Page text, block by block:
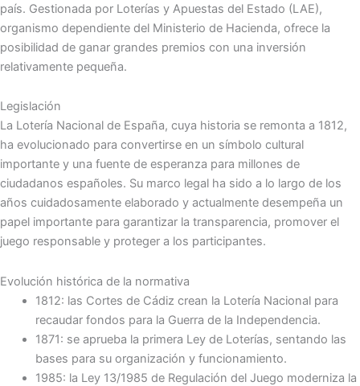
país. Gestionada por Loterías y Apuestas del Estado (LAE),
organismo dependiente del Ministerio de Hacienda, ofrece la
posibilidad de ganar grandes premios con una inversión
relativamente pequeña.
Legislación
La Lotería Nacional de España, cuya historia se remonta a 1812,
ha evolucionado para convertirse en un símbolo cultural
importante y una fuente de esperanza para millones de
ciudadanos españoles. Su marco legal ha sido a lo largo de los
años cuidadosamente elaborado y actualmente desempeña un
papel importante para garantizar la transparencia, promover el
juego responsable y proteger a los participantes.
Evolución histórica de la normativa
1812: las Cortes de Cádiz crean la Lotería Nacional para
recaudar fondos para la Guerra de la Independencia.
1871: se aprueba la primera Ley de Loterías, sentando las
bases para su organización y funcionamiento.
1985: la Ley 13/1985 de Regulación del Juego moderniza la